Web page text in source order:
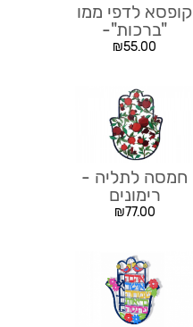
קופסא לדפי ממו
"ברכות"-
עברית/אנגלית/ברכת
₪55.00
חמסה לתליה -
רימונים
₪77.00